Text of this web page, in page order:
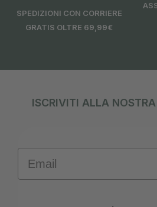
SPEDIZIONI CON CORRIERE
GRATIS OLTRE 69,99€
ISCRIVITI ALLA